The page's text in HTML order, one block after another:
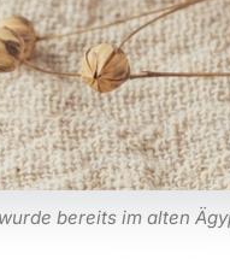
bereits im alten